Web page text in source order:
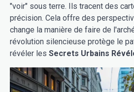
"voir" sous terre. Ils tracent des
précision. Cela offre des
change la manière de faire de
révolution silencieuse protège le
révéler les Secrets Urbains